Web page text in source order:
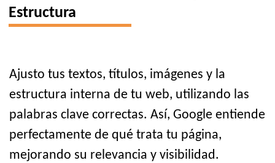
Estructura
Ajusto tus textos, títulos, imágenes y la
estructura interna de tu web, utilizando las
palabras clave correctas. Así, Google entiende
perfectamente de qué trata tu página,
mejorando su relevancia y visibilidad.